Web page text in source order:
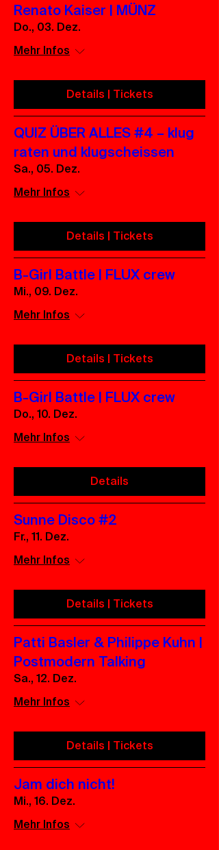
Renato Kaiser | MÜNZ
Do., 03. Dez.
Mehr Infos
Details | Tickets
QUIZ ÜBER ALLES #4 – klug
raten und klugscheissen
Sa., 05. Dez.
Mehr Infos
Details | Tickets
B-Girl Battle | FLUX crew
Mi., 09. Dez.
Mehr Infos
Details | Tickets
B-Girl Battle | FLUX crew
Do., 10. Dez.
Mehr Infos
Details
Sunne Disco #2
Fr., 11. Dez.
Mehr Infos
Details | Tickets
Patti Basler & Philippe Kuhn |
Postmodern Talking
Sa., 12. Dez.
Mehr Infos
Details | Tickets
Jam dich nicht!
Mi., 16. Dez.
Mehr Infos